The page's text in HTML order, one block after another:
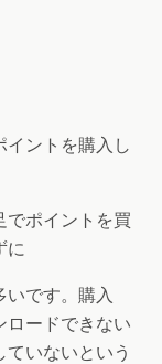
イントを購入し
でポイントを買
に
いです。購入
ロードできない
いないという